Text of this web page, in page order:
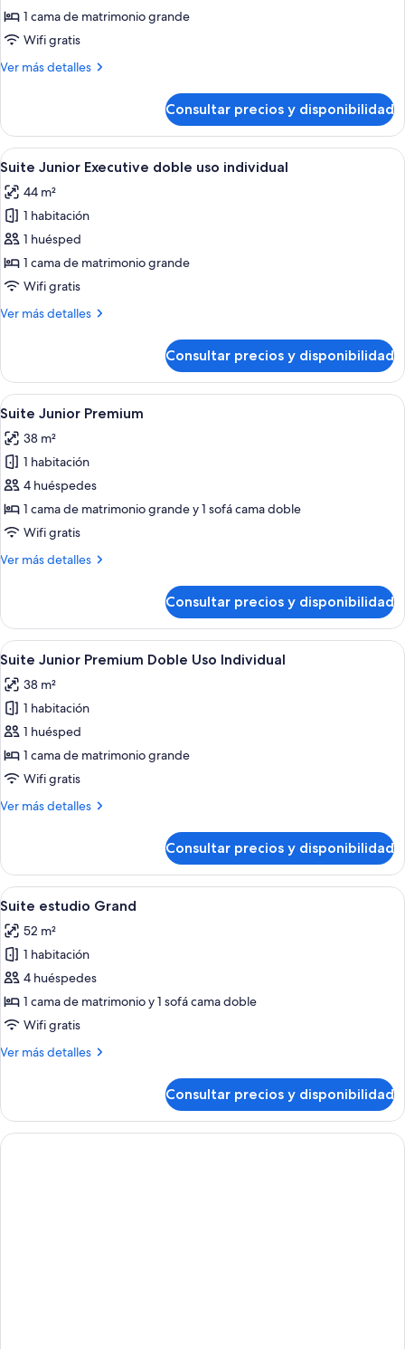
Suite
Junior
1 cama de matrimonio grande
Wifi gratis
Ver más detalles
Más
Junior
Executive
Consultar precios y disponibilidad
Abrir
todas
las
fotos
de
Suite
Junior
doble
Ropa de cama de alta calidad,
5
Suite Junior Executive doble uso individual
44 m²
1 habitación
1 huésped
1 cama de matrimonio grande
Wifi gratis
Ver más detalles
Más
Junior
Executive
doble
individual
Consultar precios y disponibilidad
Abrir
todas
las
fotos
de
Suite
Junior
Ropa de cama de alta calidad,
4
Suite Junior Premium
38 m²
1 habitación
4 huéspedes
1 cama de matrimonio grande y 1 sofá cama doble
Wifi gratis
Ver más detalles
Más
Junior
Premium
Consultar precios y disponibilidad
Abrir
todas
las
fotos
de
Suite
Junior
Doble
Ropa de cama de alta calidad,
4
Suite Junior Premium Doble Uso Individual
38 m²
1 habitación
1 huésped
1 cama de matrimonio grande
Wifi gratis
Ver más detalles
Más
Junior
Premium
Doble
Individual
Consultar precios y disponibilidad
Abrir
todas
las
fotos
de
Suite
estudio
Suite estudio Grand | Ropa de cama
7
Suite estudio Grand
52 m²
1 habitación
4 huéspedes
1 cama de matrimonio y 1 sofá cama doble
Wifi gratis
Ver más detalles
Más
estudio
Grand
Consultar precios y disponibilidad